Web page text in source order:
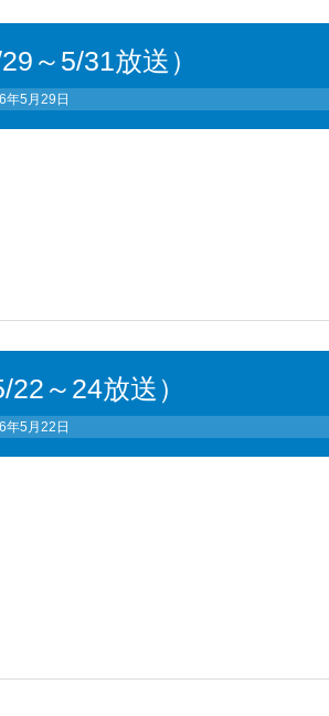
～5/31放送）
年5月29日
～24放送）
年5月22日